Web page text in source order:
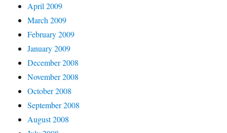
April 2009
March 2009
February 2009
January 2009
December 2008
November 2008
October 2008
September 2008
August 2008